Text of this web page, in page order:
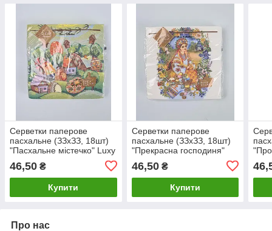
Серветки паперове
пасхальне (ЗЗхЗЗ, 18шт)
"Пасхальне містечко" Luxy
46,50 ₴
Купити
Серветки паперове
пасхальне (ЗЗхЗЗ, 18шт)
"Прекрасна господиня"
46,50₴
Купити
Про нас